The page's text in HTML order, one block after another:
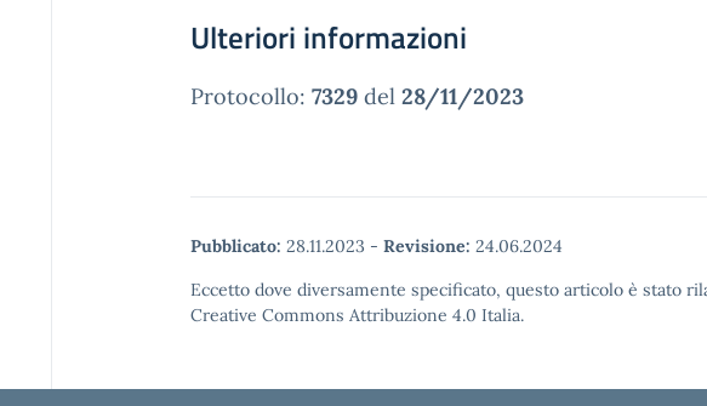
Ulteriori informazioni
Protocollo: 7329 del 28/11/2023
Pubblicato: 28.11.2023 - Revisione: 24.06.2024
Eccetto dove diversamente specificato, questo articolo è stato
Creative Commons Attribuzione 4.0 Italia.